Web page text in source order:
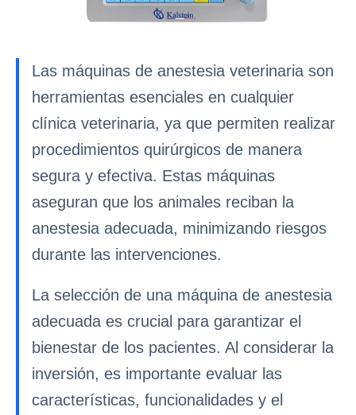
Las máquinas de anestesia veterinaria son
herramientas esenciales en cualquier
clínica veterinaria, ya que permiten realizar
procedimientos quirúrgicos de manera
segura y efectiva. Estas máquinas
aseguran que los animales reciban la
anestesia adecuada, minimizando riesgos
durante las intervenciones.
La selección de una máquina de anestesia
adecuada es crucial para garantizar el
bienestar de los pacientes. Al considerar la
inversión, es importante evaluar las
características, funcionalidades y el